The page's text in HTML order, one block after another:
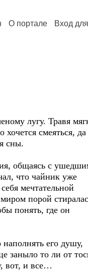
О портале Вход
лугу. Травя
смеяться, да
сны.
общаясь с
что чайник уже
мечтательной
порой
понять, где он
его душу,
заныло то ли от
вот, и все…